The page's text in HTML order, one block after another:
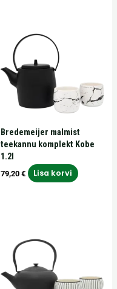
Bredemeijer malmist
teekannu komplekt Kobe
1.2l
79,20 € Lisa korvi